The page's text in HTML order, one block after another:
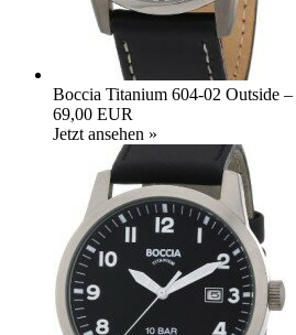
Boccia Titanium 604-02 Outside
69,00 EUR
Jetzt ansehen »